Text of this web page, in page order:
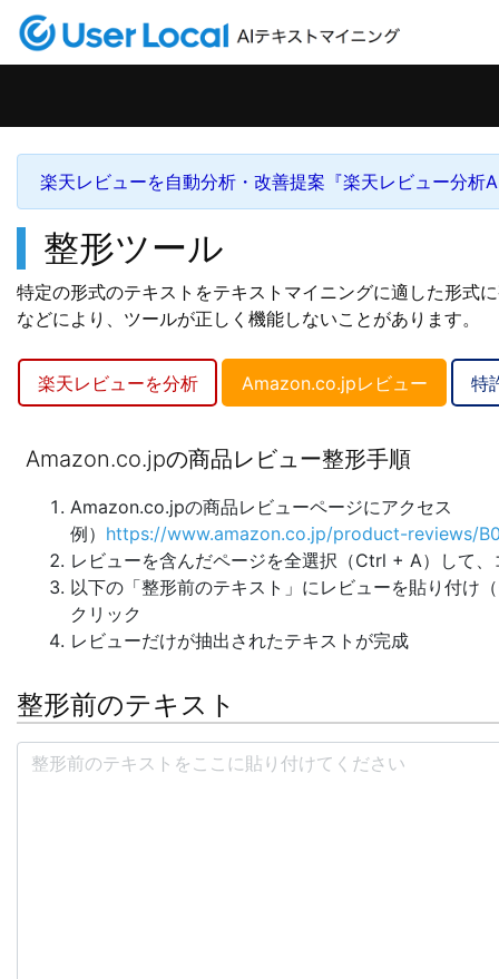
楽天レビューを自動分析・改善提案『楽天レビュー分析
整形ツール
特定の形式のテキストをテキストマイニングに適した形式
などにより、ツールが正しく機能しないことがあります。
楽天レビューを分析 Amazon.co.jpレビュー 特
Amazon.co.jpの商品レビュー整形手順
Amazon.co.jpの商品レビューページにアクセス
例） https://www.amazon.co.jp/product-reviews/
レビューを含んだページを全選択（Ctrl + A）して、
以下の「整形前のテキスト」にレビューを貼り付け（
クリック
レビューだけが抽出されたテキストが完成
整形前のテキスト